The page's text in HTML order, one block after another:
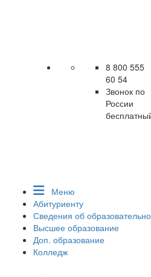
8 800 555
60 54
Звонок по
России
Меню
Абитуриенту
Сведения об
Высшее образование
Доп. образование
Колледж